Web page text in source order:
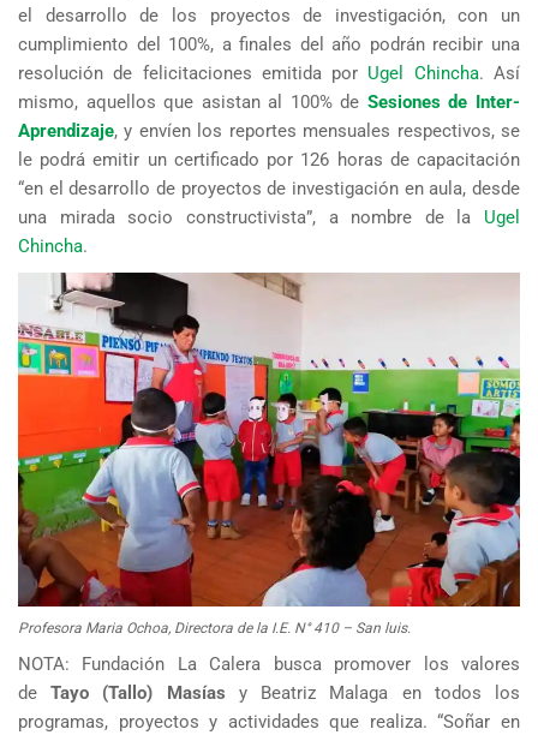
el desarrollo de los proyectos de investigación, con un
cumplimiento del 100%, a finales del año podrán recibir una
resolución de felicitaciones emitida por Ugel Chincha. Así
mismo, aquellos que asistan al 100% de Sesiones de Inter-
Aprendizaje, y envíen los reportes mensuales respectivos, se
le podrá emitir un certificado por 126 horas de capacitación
“en el desarrollo de proyectos de investigación en aula, desde
una mirada socio constructivista”, a nombre de la Ugel
Chincha.
Profesora Maria Ochoa, Directora de la I.E. N° 410 – San luis.
NOTA: Fundación La Calera busca promover los valores
deTayo (Tallo) Masías y Beatriz Malaga en todos los
programas, proyectos y actividades que realiza. “Soñar en